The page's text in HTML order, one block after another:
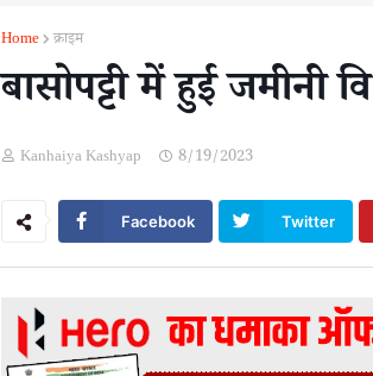
Home क्राइम
बासोपट्टी में हुई जमीनी
Kanhaiya Kashyap 8/19/2023
Facebook Twitter